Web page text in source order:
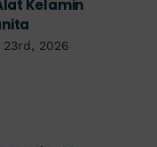
Infeksi, Cek di Sini!
Mei 17th, 2026